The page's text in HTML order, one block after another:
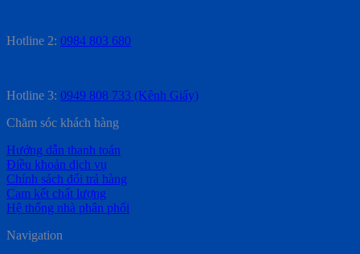
Hotline 2: 0984 803 680
Hotline 3: 0949 808 733 (Kênh Giấy)
Chăm sóc khách hàng
Hướng dẫn thanh toán
Điều khoản dịch vụ
Chính sách đổi trả hàng
Cam kết chất lượng
Hệ thống nhà phân phối
Navigation